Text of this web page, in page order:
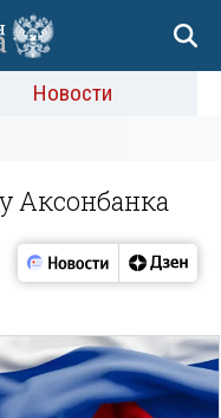
Новости
Аксонбанка